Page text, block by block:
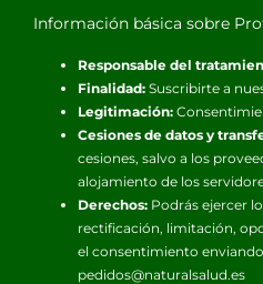
Información básica sobre
Responsable del
Finalidad:Suscribirte a
Legitimación:
Cesiones de datos y
cesiones, salvo a los
alojamiento de los
Derechos:Podrás ejercer
rectificación, limitación,
el consentimiento
pedidos@naturalsalud.es